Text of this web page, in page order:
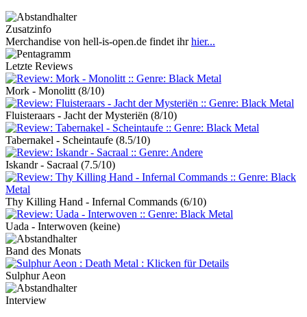
Zusatzinfo
Merchandise von hell-is-open.de findet ihrhier...
Letzte Reviews
Mork - Monolitt (8/10)
Fluisteraars - Jacht der Mysteriën (8/10)
Tabernakel - Scheintaufe (8.5/10)
Iskandr - Sacraal (7.5/10)
Thy Killing Hand - Infernal Commands (6/10)
Uada - Interwoven (keine)
Band des Monats
Sulphur Aeon
Interview